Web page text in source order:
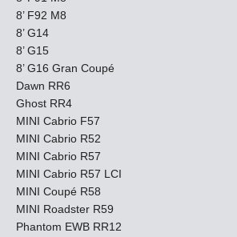
8’ F92 M8
8’ G14
8’ G15
8’ G16 Gran Coupé
Dawn RR6
Ghost RR4
MINI Cabrio F57
MINI Cabrio R52
MINI Cabrio R57
MINI Cabrio R57 LCI
MINI Coupé R58
MINI Roadster R59
Phantom EWB RR12